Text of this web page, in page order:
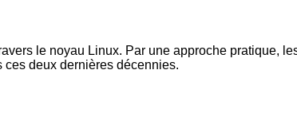
le noyau Linux. Par une approche pratique,
deux dernières décennies.